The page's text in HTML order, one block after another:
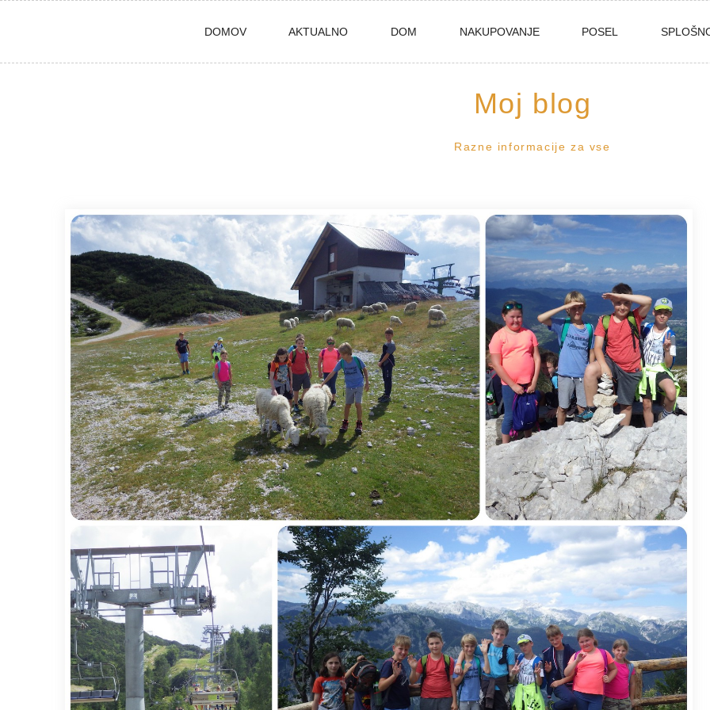
DOMOV AKTUALNO DOM NAKUPOVANJE POSEL
Moj blog
Razne informacije za vse